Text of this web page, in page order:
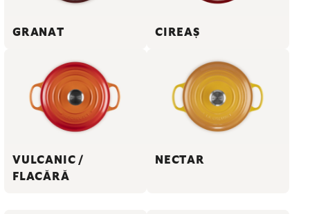
GRANAT CIREAȘ
VULCANIC /
FLACĂRĂ
NECTAR